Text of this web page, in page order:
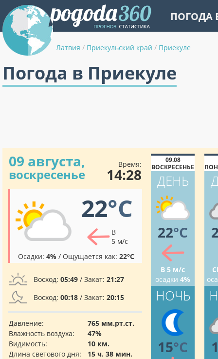
ПОГОДА
Латвия / Приекульский край / Приекуле
Погода в Приекуле
09 августа,
воскресенье
Время:
14:28
22°C
В
5 м/с
Осадки: 4% / Ощущается как: 22°C
Восход: 05:49 / Закат: 21:27
Восход: 00:18 / Закат: 20:15
Давление:
765 мм.рт.ст.
Влажность воздуха:
47%
Видимость:
10 км.
Длина светового дня:
15 ч. 38 мин.
09.08
ВОСКРЕСЕНЬЕ
ДЕНЬ
22°C
В 5 м/с
осадки 4%
НОЧЬ
15°C